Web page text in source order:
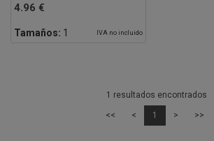
4.96 €
Tamaños: 1 IVA no incluido
1 resultados encontrados
<< < 1 > >>